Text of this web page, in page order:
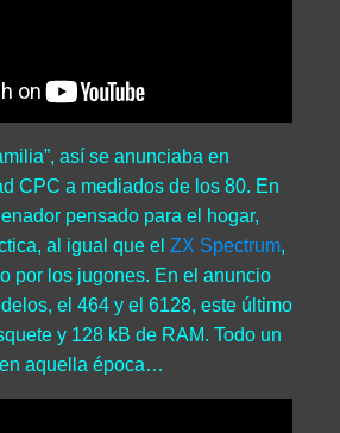
así se anunciaba en
CPC a mediados de los 80. En
pensado para el hogar,
al igual que el ZX Spectrum,
por los jugones. En el anuncio
el 464 y el 6128, este último
y 128 kB de RAM. Todo un
aquella época…